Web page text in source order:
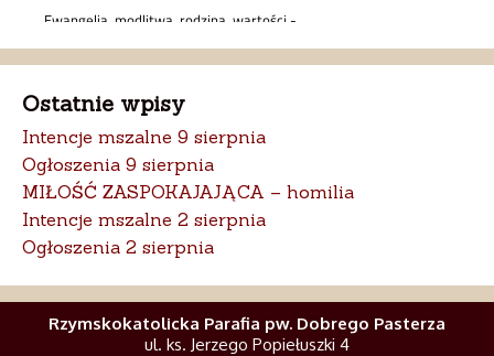
Ostatnie wpisy
Intencje mszalne 9 sierpnia
Ogłoszenia 9 sierpnia
MIŁOŚĆ ZASPOKAJAJĄCA – homilia
Intencje mszalne 2 sierpnia
Ogłoszenia 2 sierpnia
Rzymskokatolicka Parafia pw. Dobrego Pasterza
ul. ks. Jerzego Popiełuszki 4